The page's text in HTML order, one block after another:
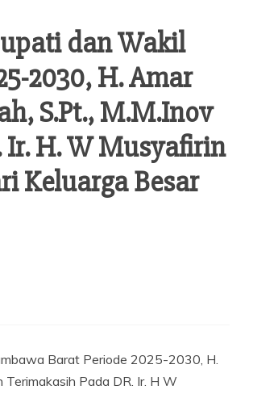
dan Wakil
2030, H. Amar
S.Pt., M.M.Inov
Ir. H. W Musyafirin
Keluarga Besar